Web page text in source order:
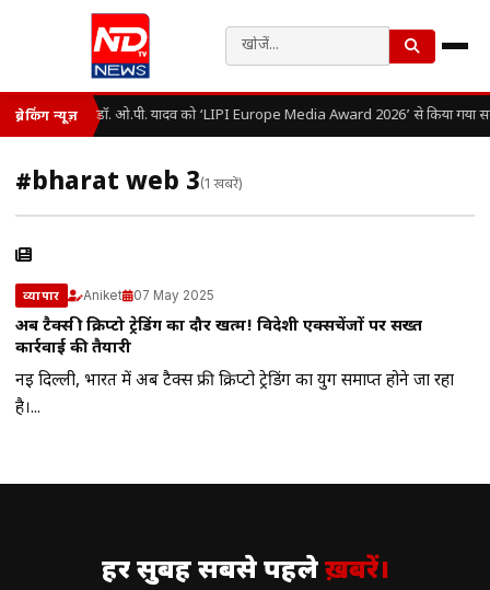
ब्रेकिंग न्यूज़ डॉ. ओ.पी. यादव को ‘LIPI Europe Media Award 2026’ से किया गया
#bharat web 3(1 खबरें)
व्यापार Aniket 07 May 2025
अब टैक्स फ्री क्रिप्टो ट्रेडिंग का दौर खत्म! विदेशी एक्सचेंजों पर सख्त
कार्रवाई की तैयारी
नई दिल्ली, भारत में अब टैक्स फ्री क्रिप्टो ट्रेडिंग का युग समाप्त होने जा रहा
है।...
हर सुबह सबसे पहलेख़बरें।